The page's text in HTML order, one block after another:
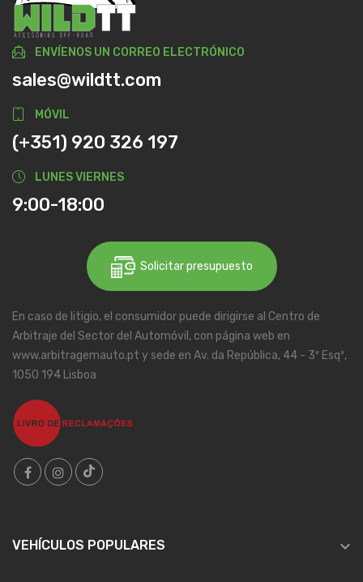
ENVÍENOS UN CORREO ELECTRÓNICO
sales@wildtt.com
MÓVIL
(+351) 920 326 197
LUNES VIERNES
9:00-18:00
Solicitar presupuesto
En caso de litigio, el consumidor puede dirigirse al Centro de
Arbitraje del Sector del Automóvil, con página web en
www.arbitragemauto.pt y sede en Av. da República, 44 - 3º Esqº,
1050 194 Lisboa
VEHÍCULOS POPULARES 